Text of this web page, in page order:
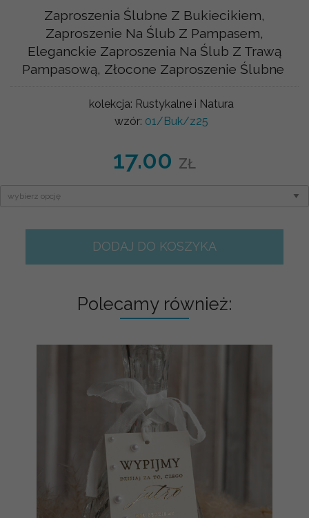
Zaproszenia Ślubne Z Bukiecikiem,
Zaproszenie Na Ślub Z Pampasem,
Eleganckie Zaproszenia Na Ślub Z Trawą
Pampasową, Złocone Zaproszenie Ślubne
kolekcja: Rustykalne i Natura
wzór: 01/Buk/z25
17.00 ZŁ
DODAJ DO KOSZYKA
Polecamy również: